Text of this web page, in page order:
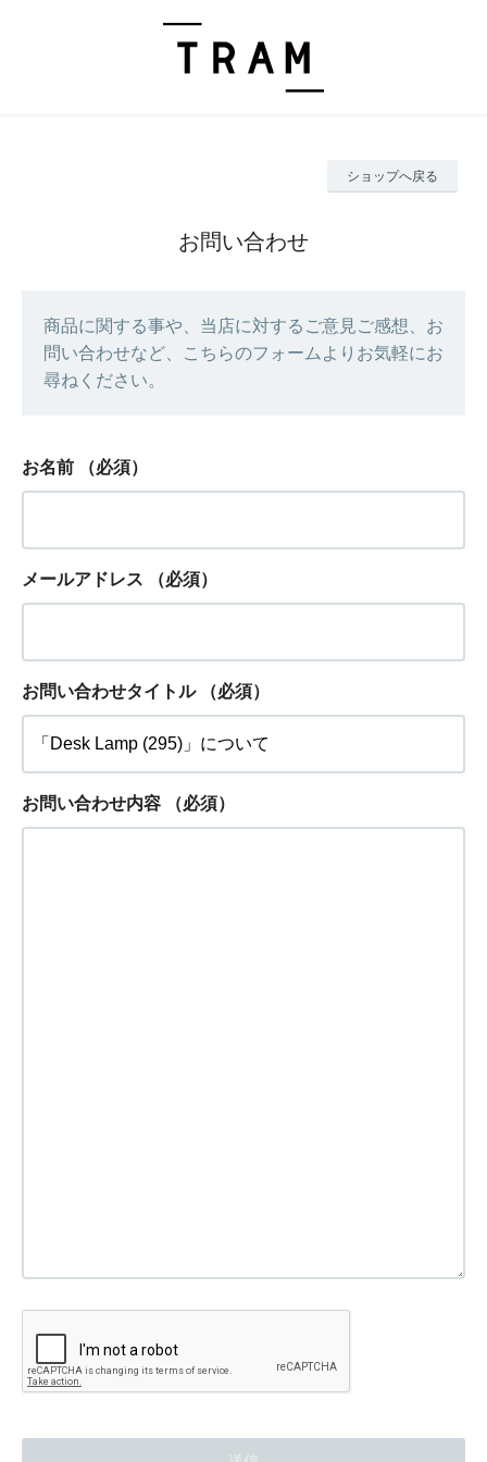
ショップへ戻る
お問い合わせ
商品に関する事や、当店に対するご意見ご感想、お
問い合わせなど、こちらのフォームよりお気軽にお
尋ねください。
お名前 （必須）
メールアドレス （必須）
お問い合わせタイトル （必須）
お問い合わせ内容 （必須）